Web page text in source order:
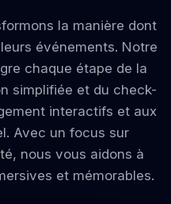
la manière dont
événements. Notre
chaque étape de la
simplifiée et du check-
interactifs et aux
Avec un focus sur
nous vous aidons à
et mémorables.